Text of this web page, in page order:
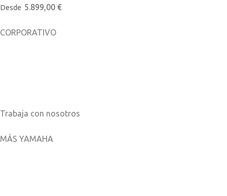
Desde 5.899,00 €
CORPORATIVO
Trabaja con nosotros
MÁS YAMAHA